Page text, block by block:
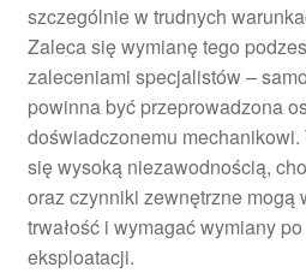
szczególnie w trudnych
Zaleca się wymianę tego
zaleceniami specjalistów –
powinna być przeprowadzona
doświadczonemu
się wysoką niezawodnością,
oraz czynniki zewnętrzne mogą
trwałość i wymagać wymiany
eksploatacji.